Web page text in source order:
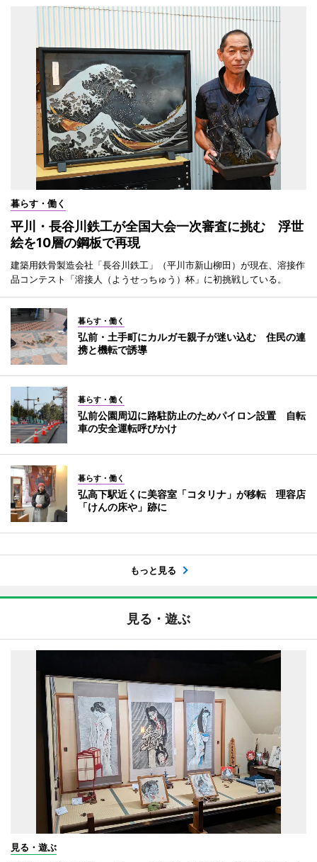
暮らす・働く
平川・長谷川鉄工が全国大会一次審査に挑む 浮世
絵を10層の鋼板で再現
建築用鉄骨製造会社「長谷川鉄工」（平川市新山柳田）が現在、溶接作
品コンテスト「溶接人（ようせっちゅう）杯」に初挑戦している。
暮らす・働く
弘前・土手町にカルガモ親子が迷い込む 住民の連
携と機転で誘導
暮らす・働く
弘前公園周辺に路駐防止のためパイロン設置 自転
車の安全運転呼びかけ
暮らす・働く
弘高下駅近くに美容室「コタリナ」が移転 理容店
「けんの床や」跡に
もっと見る
見る・遊ぶ
見る・遊ぶ